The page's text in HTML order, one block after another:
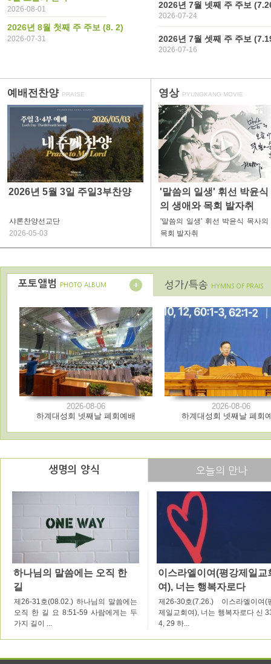
2026-08-01
2026년 8월 첫째 주 주보 (8. 2)
2026-07-31
2026년 7월 넷째 주 주보
2026-07-24
2026년 7월 셋째 주 주보
2026-07-16
예배전찬양 PRAISE
2026년 5월 3일 주일3부찬양
샤론찬양선교단
2026-05-03
영상 PYUNGKANG MOVIE
'말씀의 일생' 휘선 박윤식
의 생애와 목회 발자취
'말씀의 일생' 휘선 박윤식 목사의
목회 발자취
포토앨범 PHOTO ALBUM 성가/특송 HYMNS OF PRAIS
2026-08-06
하계대성회 넷째날 폐회예배
2026-08-06
하계대성회 넷째날 폐회
생명의 양식 오늘의 만나
하나님의 말씀에는 오직 한
길
제26-31호(08.02.) 하나님의 말씀에는
오직 한 길 요 8:51-59 사람에게는 두
가지 길이 ...
이스라엘이여(평강제일교
여), 너는 행복자로다
제26-30호(7.26.) 이스라엘이여(
제일교회여), 너는 행복자로다 신
4, 29 하...